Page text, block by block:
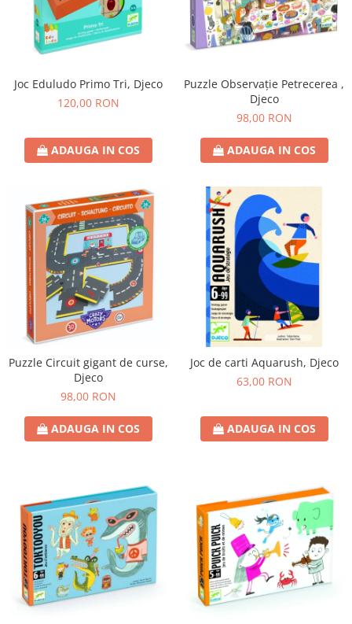
Joc Eduludo Primo Tri, Djeco
120,00 RON
ADAUGA IN COS
Puzzle Observație Petrecerea ,
Djeco
98,00 RON
ADAUGA IN COS
Puzzle Circuit gigant de curse,
Djeco
98,00 RON
ADAUGA IN COS
Joc de carti Aquarush, Djeco
63,00 RON
ADAUGA IN COS